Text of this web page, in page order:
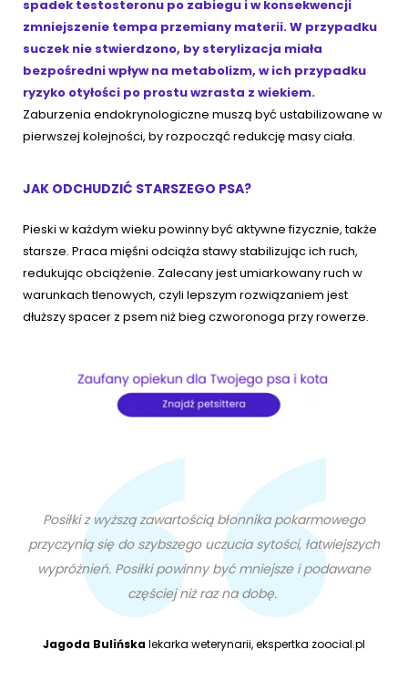
spadek testosteronu po zabiegu i w konsekwencji
zmniejszenie tempa przemiany materii. W przypadku
suczek nie stwierdzono, by sterylizacja miała
bezpośredni wpływ na metabolizm, w ich przypadku
ryzyko otyłości po prostu wzrasta z wiekiem.
Zaburzenia endokrynologiczne muszą być ustabilizowane w
pierwszej kolejności, by rozpocząć redukcję masy ciała.
JAK ODCHUDZIĆ STARSZEGO PSA?
Pieski w każdym wieku powinny być aktywne fizycznie, także
starsze. Praca mięśni odciąża stawy stabilizując ich ruch,
redukując obciążenie. Zalecany jest umiarkowany ruch w
warunkach tlenowych, czyli lepszym rozwiązaniem jest
dłuższy spacer z psem niż bieg czworonoga przy rowerze.
Posiłki z wyższą zawartością błonnika pokarmowego
przyczynią się do szybszego uczucia sytości, łatwiejszych
wypróżnień. Posiłki powinny być mniejsze i podawane
częściej niż raz na dobę.
Jagoda Bulińskalekarka weterynarii, ekspertka zoocial.pl